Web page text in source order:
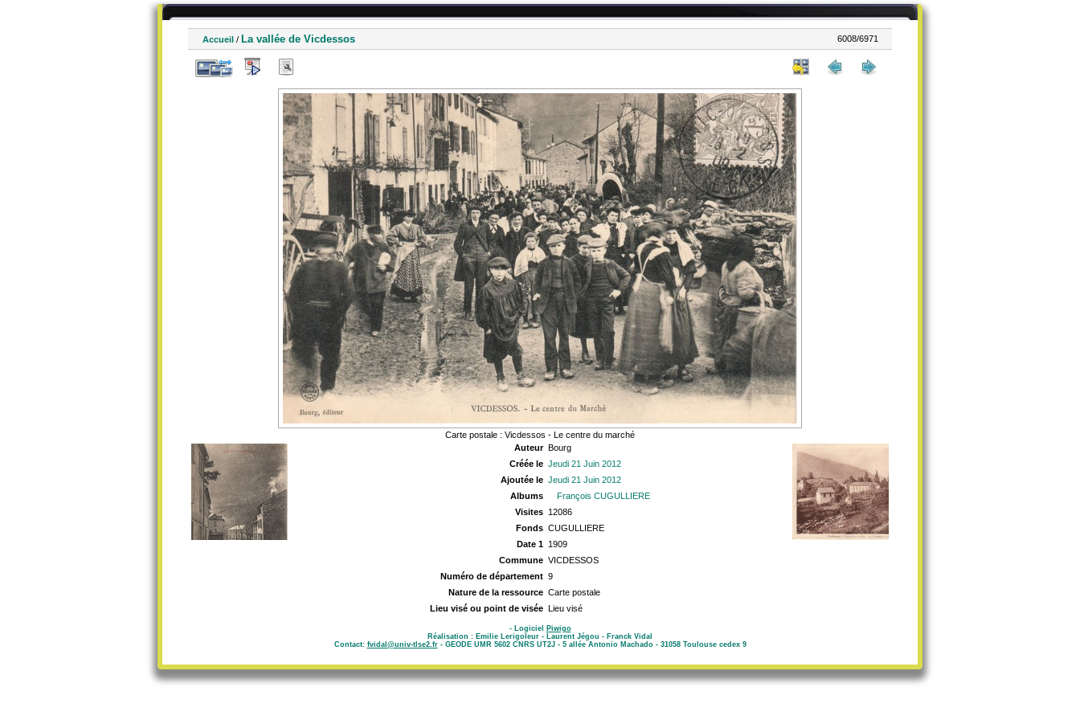
Accueil / La vallée de Vicdessos 6008/6971
Carte postale : Vicdessos - Le centre du marché
Auteur Bourg
Créée le Jeudi 21 Juin 2012
Ajoutée le Jeudi 21 Juin 2012
Albums
François CUGULLIERE
Visites 12086
Fonds CUGULLIERE
Date 1 1909
Commune VICDESSOS
Numéro de département 9
Nature de la ressource Carte postale
Lieu visé ou point de visée Lieu visé
- Logiciel
Piwigo
Réalisation : Emilie Lerigoleur - Laurent Jégou - Franck Vidal
Contact: fvidal@univ-tlse2.fr- GEODE UMR 5602 CNRS UT2J - 5 allée Antonio Machado - 31058 Toulouse cedex 9